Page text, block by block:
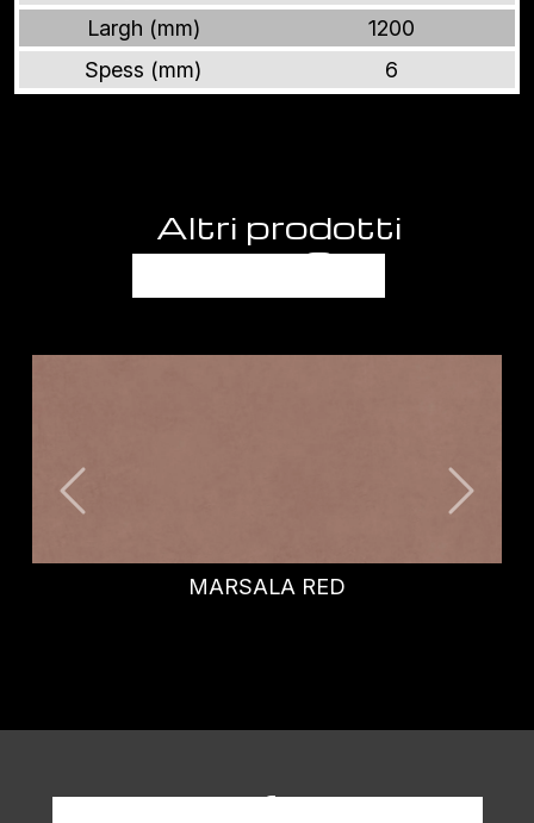
Largh (mm)
1200
Spess (mm)
6
Altri prodotti
BALANCE
MARSALA RED
Richiedi informazioni